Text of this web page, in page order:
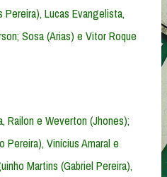
Lucas Evangelista,
Sosa (Arias) e Vitor Roque
Railon e Weverton (Jhones);
Pereira), Vinícius Amaral e
Martins (Gabriel Pereira),